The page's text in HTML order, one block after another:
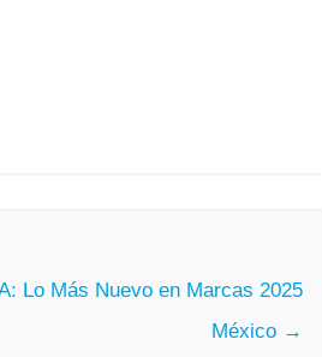
Lo Más Nuevo en Marcas 2025
México →